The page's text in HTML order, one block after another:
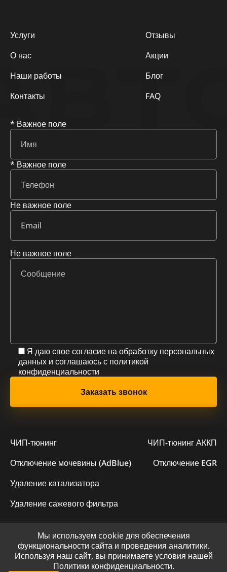
Услуги
О нас
Наши работы
Контакты
Отзывы
Акции
Блог
FAQ
* Важное поле
* Важное поле
Не важное поле
Не важное поле
Я даю свое согласие на обработку персональных
данных и соглашаюсь с политикой
конфиденциальности
ЧИП-тюнинг
ЧИП-тюнинг АККП
Отключение мочевины (AdBlue)
Отключение EGR
Удаление катализатора
Удаление сажевого фильтра
© 2023 - Официальный сайт "ChipLogic"
Политика конфиденциальности
Мы используем cookie для обеспечения
функциональности сайта и проведения аналитики.
Используя наш сайт, вы принимаете условия нашей
Политики конфиденциальности.